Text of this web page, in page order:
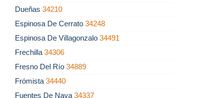
Dueñas 34210
Espinosa De Cerrato 34248
Espinosa De Villagonzalo 34491
Frechilla 34306
Fresno Del Río 34889
Frómista 34440
Fuentes De Nava 34337